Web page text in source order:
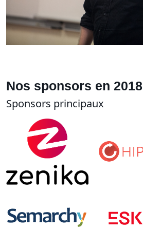
Nos sponsors en 2018
Sponsors principaux